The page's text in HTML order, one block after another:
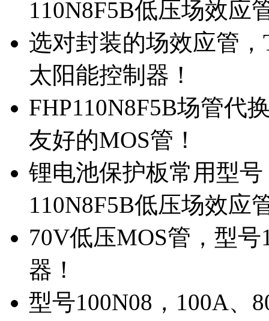
110N8F5B低压场效应
选对封装的场效应管
太阳能控制器！
FHP110N8F5B场管代
友好的MOS管！
锂电池保护板常用型
110N8F5B低压场效应
70V低压MOS管，型
器！
型号100N08，100A、